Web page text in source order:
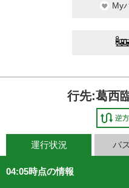
My
行先:葛西
運行状況 バ
04:05時点の情報